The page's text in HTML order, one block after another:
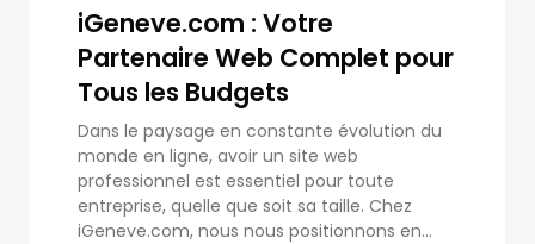
iGeneve.com : Votre
Partenaire Web Complet pour
Tous les Budgets
Dans le paysage en constante évolution du
monde en ligne, avoir un site web
professionnel est essentiel pour toute
entreprise, quelle que soit sa taille. Chez
iGeneve.com, nous nous positionnons en...